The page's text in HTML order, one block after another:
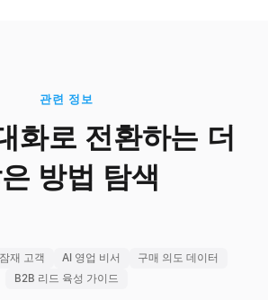
관련 정보
화로 전환하는 더
방법 탐색
잠재 고객 AI 영업 비서
구매 의도 데이터
B2B 리드 육성 가이드